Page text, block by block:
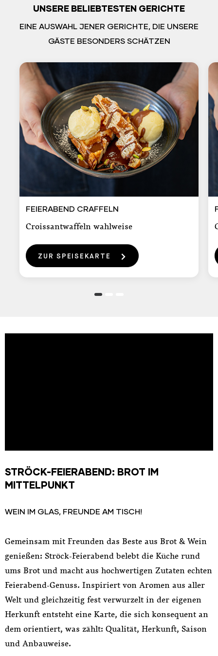
UNSERE BELIEBTESTEN GERICHTE
EINE AUSWAHL JENER GERICHTE, DIE UNSERE
GÄSTE BESONDERS SCHÄTZEN
FEIERABEND CRAFFELN
Croissantwaffeln wahlweise
ZUR SPEISEKARTE
STRÖCK-FEIERABEND: BROT IM
MITTELPUNKT
WEIN IM GLAS, FREUNDE AM TISCH!
Gemeinsam mit Freunden das Beste aus Brot & Wein
genießen: Ströck-Feierabend belebt die Küche rund
ums Brot und macht aus hochwertigen Zutaten echten
Feierabend-Genuss. Inspiriert von Aromen aus aller
Welt und gleichzeitig fest verwurzelt in der eigenen
Herkunft entsteht eine Karte, die sich konsequent an
dem orientiert, was zählt: Qualität, Herkunft, Saison
und Anbauweise.